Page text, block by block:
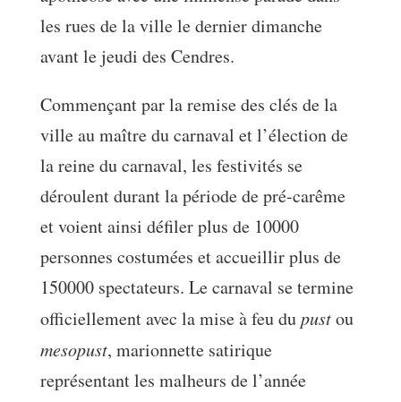
les rues de la ville le dernier dimanche
avant le jeudi des Cendres.
Commençant par la remise des clés de la
ville au maître du carnaval et l’élection de
la reine du carnaval, les festivités se
déroulent durant la période de pré-carême
et voient ainsi défiler plus de 10000
personnes costumées et accueillir plus de
150000 spectateurs. Le carnaval se termine
officiellement avec la mise à feu dupustou
mesopust, marionnette satirique
représentant les malheurs de l’année